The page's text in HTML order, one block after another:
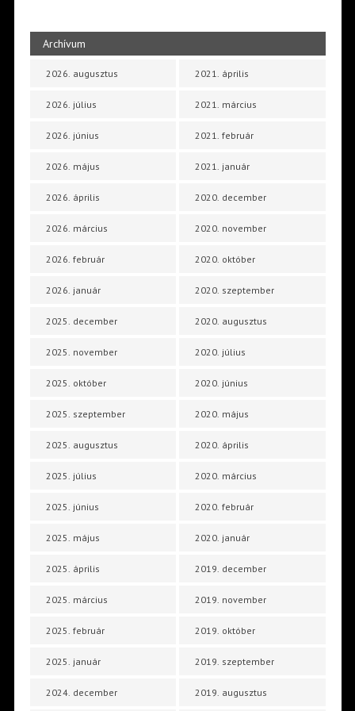
Archívum
2026. augusztus
2026. július
2026. június
2026. május
2026. április
2026. március
2026. február
2026. január
2025. december
2025. november
2025. október
2025. szeptember
2025. augusztus
2025. július
2025. június
2025. május
2025. április
2025. március
2025. február
2025. január
2024. december
2021. április
2021. március
2021. február
2021. január
2020. december
2020. november
2020. október
2020. szeptember
2020. augusztus
2020. július
2020. június
2020. május
2020. április
2020. március
2020. február
2020. január
2019. december
2019. november
2019. október
2019. szeptember
2019. augusztus